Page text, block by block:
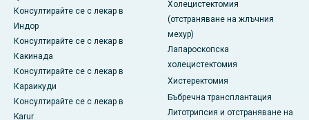
Консултирайте се с лекар в
Индор
Консултирайте се с лекар в
Какинада
Консултирайте се с лекар в
Караикуди
Консултирайте се с лекар в
Karur
Холецистектомия
(отстраняване на жлъчния
мехур)
Лапароскопска
холецистектомия
Хистеректомия
Бъбречна трансплантация
Литотрипсия и отстраняване на